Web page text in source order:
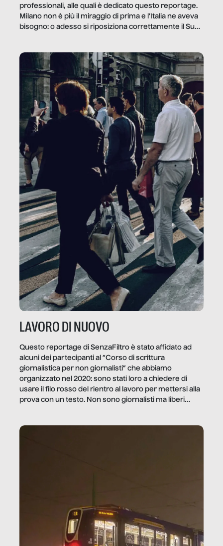
professionali, alle quali è dedicato questo reportage.
Milano non è più il miraggio di prima e l’Italia ne aveva
bisogno: o adesso si riposiziona correttamente il Sud
LAVORO DI NUOVO
Questo reportage di SenzaFiltro è stato affidato ad
alcuni dei partecipanti al “Corso di scrittura
giornalistica per non giornalisti” che abbiamo
organizzato nel 2020: sono stati loro a chiedere di
usare il filo rosso del rientro al lavoro per mettersi alla
prova con un testo. Non sono giornalisti ma liberi